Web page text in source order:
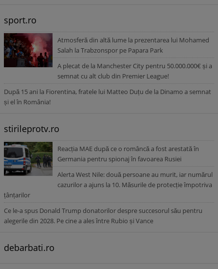
sport.ro
Atmosferă din altă lume la prezentarea lui Mohamed
Salah la Trabzonspor pe Papara Park
A plecat de la Manchester City pentru 50.000.000€ și a
semnat cu alt club din Premier League!
După 15 ani la Fiorentina, fratele lui Matteo Duțu de la Dinamo a semnat
și el în România!
stirileprotv.ro
Reacția MAE după ce o româncă a fost arestată în
Germania pentru spionaj în favoarea Rusiei
Alerta West Nile: două persoane au murit, iar numărul
cazurilor a ajuns la 10. Măsurile de protecție împotriva
țânțarilor
Ce le-a spus Donald Trump donatorilor despre succesorul său pentru
alegerile din 2028. Pe cine a ales între Rubio și Vance
debarbati.ro